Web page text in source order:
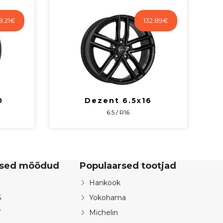
€ 132.89€
Dezent 6.5x16
6.5 / R16
mõõdud Populaarsed tootjad
Hankook
Yokohama
Michelin